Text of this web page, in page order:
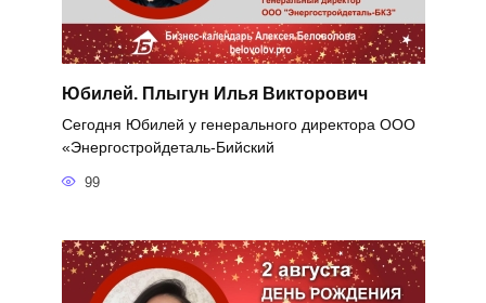
Юбилей. Плыгун Илья Викторович
Сегодня Юбилей у генерального директора ООО
«Энергостройдеталь-Бийский
99